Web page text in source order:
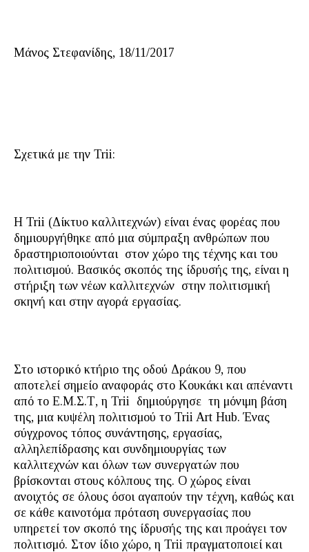
Μάνος Στεφανίδης, 18/11/2017
Σχετικά με την Trii:
Η Trii (Δίκτυο καλλιτεχνών) είναι ένας φορέας που
δημιουργήθηκε από μια σύμπραξη ανθρώπων που
δραστηριοποιούνται στον χώρο της τέχνης και του
πολιτισμού. Βασικός σκοπός της ίδρυσής της, είναι η
στήριξη των νέων καλλιτεχνών στην πολιτισμική
σκηνή και στην αγορά εργασίας.
Στο ιστορικό κτήριο της οδού Δράκου 9, που
αποτελεί σημείο αναφοράς στο Κουκάκι και απέναντι
από το Ε.Μ.Σ.Τ, η Trii δημιούργησε τη μόνιμη βάση
της, μια κυψέλη πολιτισμού το Trii Art Hub. Ένας
σύγχρονος τόπος συνάντησης, εργασίας,
αλληλεπίδρασης και συνδημιουργίας των
καλλιτεχνών και όλων των συνεργατών που
βρίσκονται στους κόλπους της. Ο χώρος είναι
ανοιχτός σε όλους όσοι αγαπούν την τέχνη, καθώς και
σε κάθε καινοτόμα πρόταση συνεργασίας που
υπηρετεί τον σκοπό της ίδρυσής της και προάγει τον
πολιτισμό. Στον ίδιο χώρο, η Trii πραγματοποιεί και